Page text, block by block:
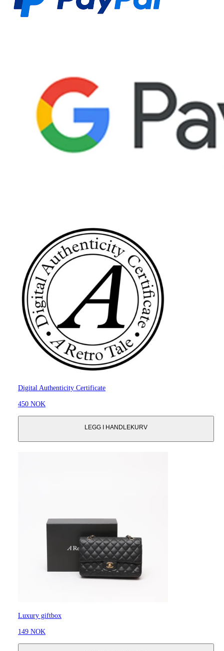
Digital Authenticity Certificate
450 NOK
LEGG I HANDLEKURV
Luxury giftbox
149 NOK